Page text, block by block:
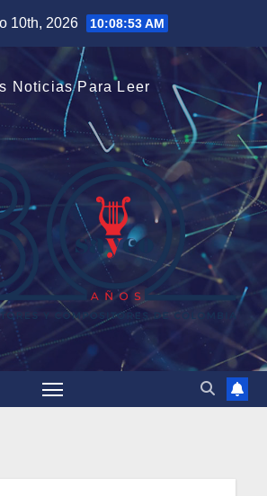
10th, 2026 10:08:53 AM
Noticias Para Leer